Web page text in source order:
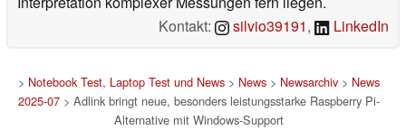
Kontakt:
silvio39191, LinkedIn
> Notebook Test, Laptop Test und News> News> Newsarchiv> News
2025-07> Adlink bringt neue, besonders leistungsstarke Raspberry Pi-
Alternative mit Windows-Support